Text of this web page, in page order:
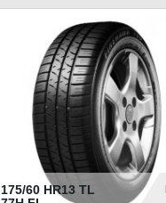
175/60 HR13 TL